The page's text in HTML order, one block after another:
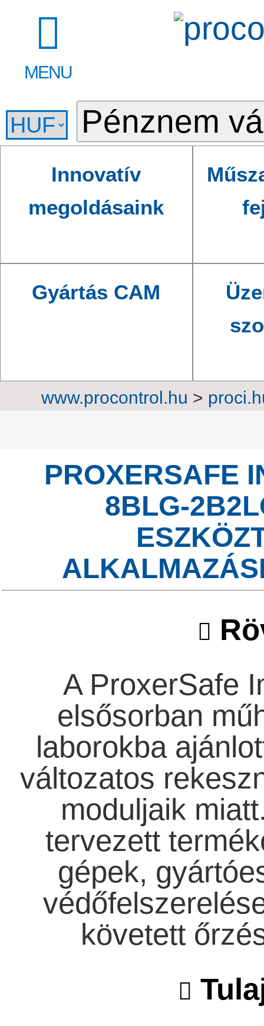
MENU
Innovatív
megoldásaink
Gyártás CAM
www.procontrol.hu >
PROXERSAFE
8BLG-
A ProxerSafe
elsősorban
laborokba
változatos
moduljaik
tervezett
gépek,
követett